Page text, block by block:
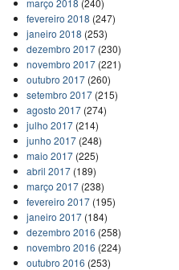
março 2018 (240)
fevereiro 2018 (247)
janeiro 2018 (253)
dezembro 2017(230)
novembro 2017(221)
outubro 2017(260)
setembro 2017(215)
agosto 2017(274)
julho 2017(214)
junho 2017(248)
maio 2017(225)
abril 2017(189)
março 2017(238)
fevereiro 2017(195)
janeiro 2017(184)
dezembro 2016 (258)
novembro 2016 (224)
outubro 2016 (253)